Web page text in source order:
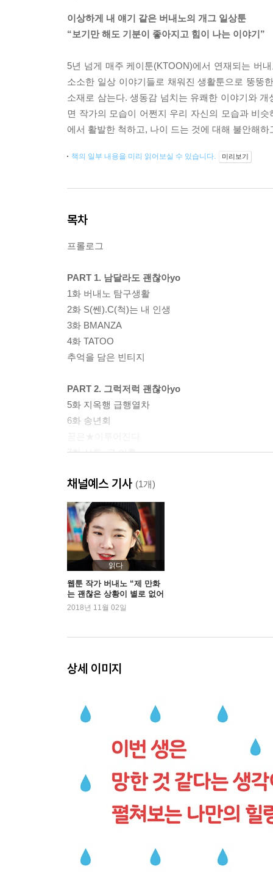
이상하게 내 얘기 같은 버내노의 개그 일상툰
“보기만 해도 기분이 좋아지고 힘이 나는 이야기”
5년 넘게 매주 케이툰(KTOON)에서 연재되는 버
소소한 일상 이야기들로 채워진 생활툰으로 뚱뚱
소재로 삼는다. 생동감 넘치는 유쾌한 이야기와
면 작가의 모습이 어쩐지 우리 자신의 모습과 비
에서 활발한 척하고, 나이 드는 것에 대해 불안해
책의 일부 내용을 미리 읽어보실 수 있습니다. 미리보기
목차
프롤로그
PART 1. 남달라도 괜찮아yo
1화 버내노 탐구생활
2화 S(쎈).C(척)는 내 인생
3화 BMANZA
4화 TATOO
추억을 담은 빈티지
PART 2. 그럭저럭 괜찮아yo
5화 지옥행 급행열차
6화 송년회
7화 서른, 그 이후
인생은 B와 D 사이의 C
PART 3. 우울해도 괜찮아yo
9화 장(腸)트라블타
10화 결혼의 계절
11화 버내노의 병상일지
12화 진짜 아만자
13화 갑상선암 투병기
유투버내노
15화 버내노는 연애 중 上
17화 버내노는 연애 중 下
누구에게나 오빠는 있다
PART 5. 가족이라 괜찮아yo
18화 우리 엄마를 소개합니다
19화 자매 이야기
21화 치치 이야기
에필로그
채널예스 기사 (1개)
읽다
웹툰 작가 버내노 “제 만화
는 괜찮은 상황이 별로 없어
요”
2018년 11월 02일
상세 이미지